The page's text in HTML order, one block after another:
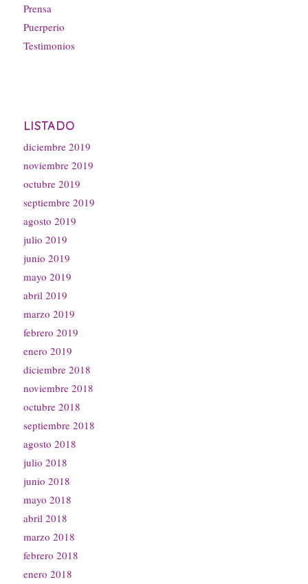
Prensa
Puerperio
Testimonios
LISTADO
diciembre 2019
noviembre 2019
octubre 2019
septiembre 2019
agosto 2019
julio 2019
junio 2019
mayo 2019
abril 2019
marzo 2019
febrero 2019
enero 2019
diciembre 2018
noviembre 2018
octubre 2018
septiembre 2018
agosto 2018
julio 2018
junio 2018
mayo 2018
abril 2018
marzo 2018
febrero 2018
enero 2018